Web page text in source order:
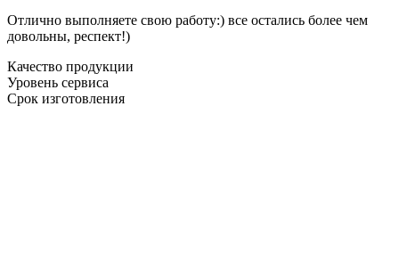
Отлично выполняете свою работу:) все остались более чем
довольны, респект!)
Качество продукции
Уровень сервиса
Срок изготовления